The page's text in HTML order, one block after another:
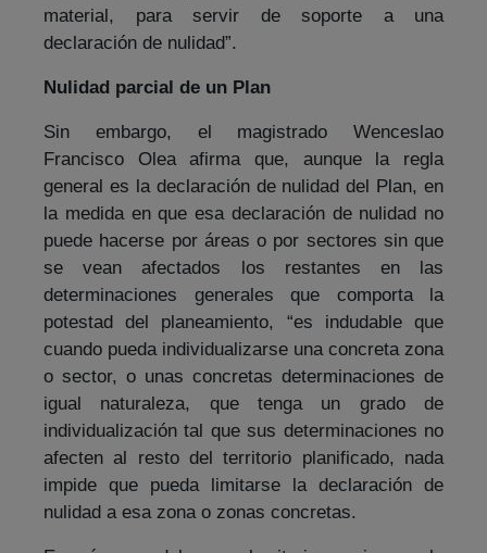
material, para servir de soporte a una
declaración de nulidad”.
Nulidad parcial de un Plan
Sin embargo, el magistrado Wenceslao
Francisco Olea afirma que, aunque la regla
general es la declaración de nulidad del Plan, en
la medida en que esa declaración de nulidad no
puede hacerse por áreas o por sectores sin que
se vean afectados los restantes en las
determinaciones generales que comporta la
potestad del planeamiento, “es indudable que
cuando pueda individualizarse una concreta zona
o sector, o unas concretas determinaciones de
igual naturaleza, que tenga un grado de
individualización tal que sus determinaciones no
afecten al resto del territorio planificado, nada
impide que pueda limitarse la declaración de
nulidad a esa zona o zonas concretas.